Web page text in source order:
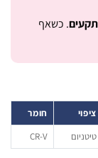
. כשאף
CR-V